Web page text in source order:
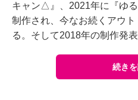
キャン△』、2021年に『ゆ
制作され、今なお続くアウ
る。そして2018年の制作発
続き